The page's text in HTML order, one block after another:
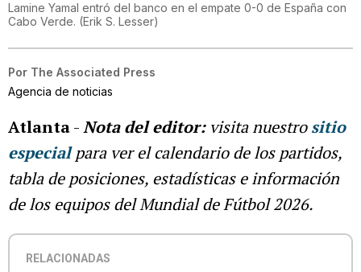
Lamine Yamal entró del banco en el empate 0-0 de España con
Cabo Verde. (Erik S. Lesser)
Por The Associated Press
Agencia de noticias
Atlanta-Nota del editor: visita nuestrositio
especialpara ver el calendario de los partidos,
tabla de posiciones, estadísticas e información
de los equipos del Mundial de Fútbol 2026.
RELACIONADAS